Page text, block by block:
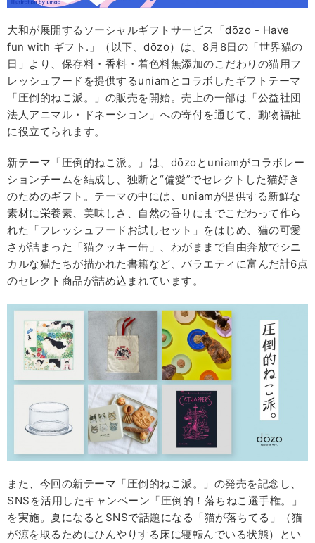
大和が展開するソーシャルギフトサービス「dōzo - Have
fun with ギフト.」（以下、dōzo）は、8月8日の「世界猫の
日」より、保存料・香料・着色料無添加のこだわりの猫用フ
レッシュフードを提供するuniamとコラボしたギフトテーマ
「圧倒的ねこ派。」の販売を開始。売上の一部は「公益社団
法人アニマル・ドネーション」への寄付を通じて、動物福祉
に役立てられます。
新テーマ「圧倒的ねこ派。」は、dōzoとuniamがコラボレー
ションチームを結成し、独断と“偏愛”でセレクトした猫好き
のためのギフト。テーマの中には、uniamが提供する新鮮な
素材に栄養素、美味しさ、自然の香りにまでこだわって作ら
れた「フレッシュフードお試しセット」をはじめ、猫の可愛
さが詰まった「猫クッキー缶」、わがままで自由奔放でシニ
カルな猫たちが描かれた書籍など、バラエティに富んだ計6点
のセレクト商品が詰め込まれています。
また、今回の新テーマ「圧倒的ねこ派。」の発売を記念し、
SNSを活用したキャンペーン「圧倒的！落ちねこ選手権。」
を実施。夏になるとSNSで話題になる「猫が落ちてる」（猫
が涼を取るためにひんやりする床に寝転んでいる状態）とい